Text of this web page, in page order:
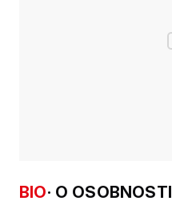
BIO· O OSOBNOSTI